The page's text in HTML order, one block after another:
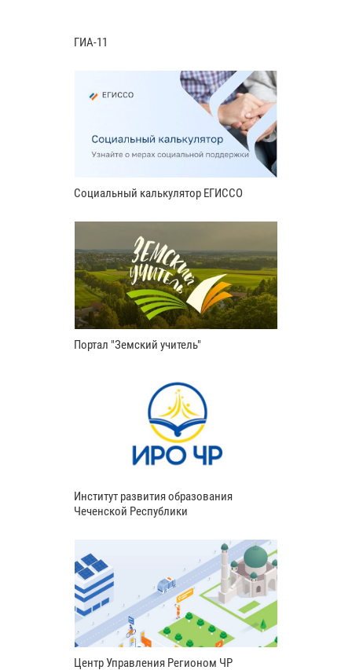
ГИА-11
Социальный калькулятор ЕГИССО
Портал "Земский учитель"
Институт развития образования
Чеченской Республики
Центр Управления Регионом ЧР